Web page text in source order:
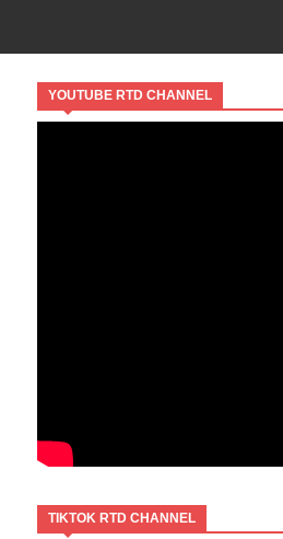
YOUTUBE RTD CHANNEL
TIKTOK RTD CHANNEL